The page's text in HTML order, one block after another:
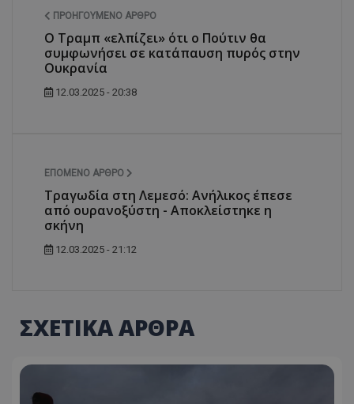
ΠΡΟΗΓΟΎΜΕΝΟ ΆΡΘΡΟ
Ο Τραμπ «ελπίζει» ότι ο Πούτιν θα
συμφωνήσει σε κατάπαυση πυρός στην
Ουκρανία
12.03.2025 - 20:38
ΕΠΌΜΕΝΟ ΆΡΘΡΟ
Τραγωδία στη Λεμεσό: Ανήλικος έπεσε
από ουρανοξύστη - Αποκλείστηκε η
σκήνη
12.03.2025 - 21:12
ΣΧΕΤΙΚΑ ΑΡΘΡΑ